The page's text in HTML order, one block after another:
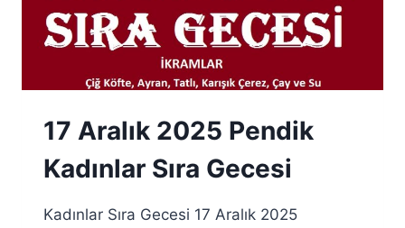
17 Aralık 2025 Pendik
Kadınlar Sıra Gecesi
Kadınlar Sıra Gecesi 17 Aralık 2025